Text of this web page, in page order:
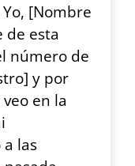
[Nombre
de esta
número de
y por
en la
las